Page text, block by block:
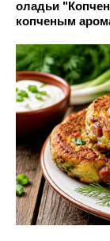
оладьи
копченым